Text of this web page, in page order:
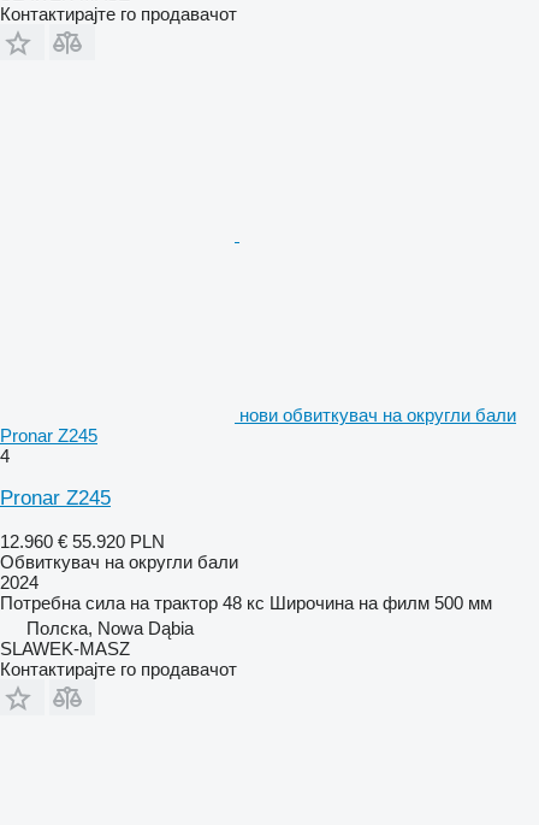
Контактирајте го продавачот
нови обвиткувач на округли бали
Pronar Z245
4
Pronar Z245
12.960 € 55.920 PLN
Обвиткувач на округли бали
2024
Потребна сила на трактор 48 кс Широчина на филм 500 мм
Полска, Nowa Dąbia
SLAWEK-MASZ
Контактирајте го продавачот